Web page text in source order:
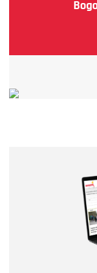
Correo
Tipo de